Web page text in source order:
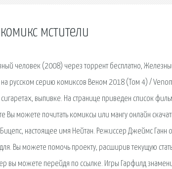
мстители
человек (2008) через торрент бесплатно,
на русском серию комиксов Веном 2018 (Том 4) /
сигаретах, выпивке. На странице приведен список
Вы можете почитать комиксы или мангу онлайн
настоящее имя Нейтан. Режиссер Джеймс Ганн
Вы можете помочь проекту, расширив текущую
вы можете перейдя по ссылке. Игры Гарфилд